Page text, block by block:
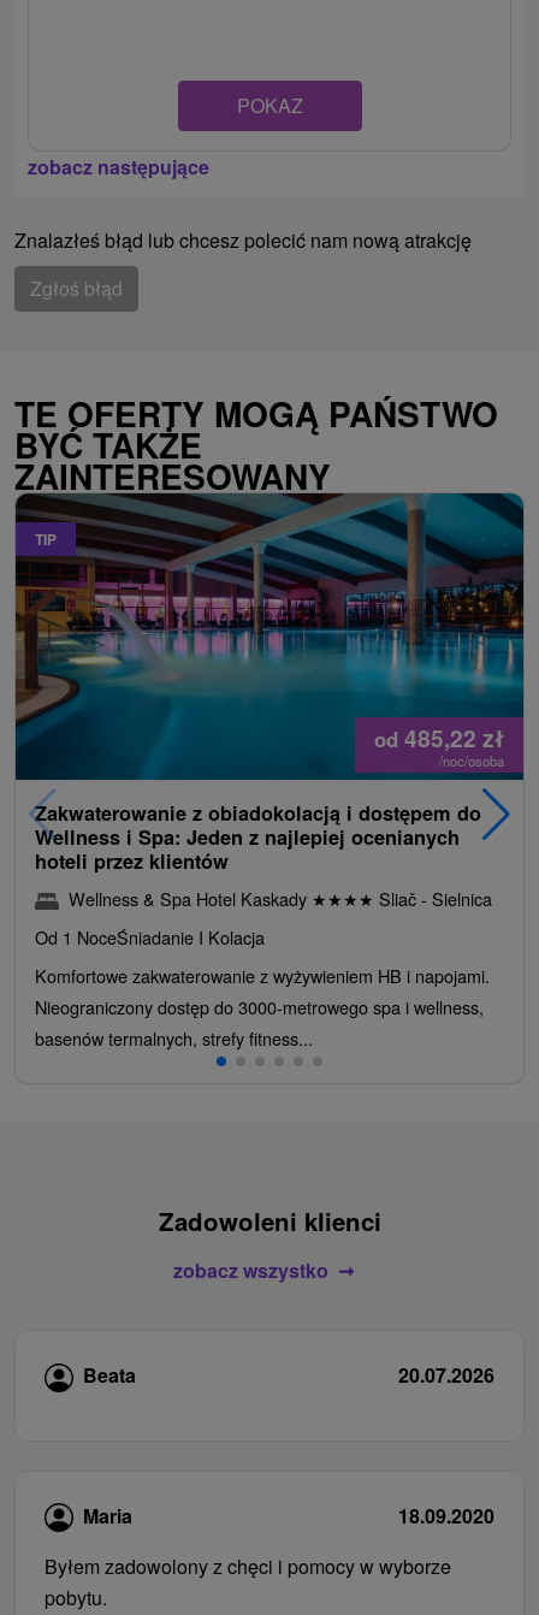
POKAZ
zobacz następujące
Znalazłeś błąd lub chcesz polecić nam nową atrakcję
Zgłoś błąd
TE OFERTY MOGĄ PAŃSTWO
BYĆ TAKŻE
ZAINTERESOWANY
TIP
od 485,22 zł
/noc/osoba
Zakwaterowanie z obiadokolacją i dostępem do
Wellness i Spa: Jeden z najlepiej ocenianych
hoteli przez klientów
Wellness & Spa Hotel Kaskady ★★★★ Sliač - Sielnica
Od 1 NoceŚniadanie I Kolacja
Komfortowe zakwaterowanie z wyżywieniem HB i napojami.
Nieograniczony dostęp do 3000-metrowego spa i wellness,
basenów termalnych, strefy fitness...
Zadowoleni klienci
zobacz wszystko
Beata 20.07.2026
Maria
18.09.2020
Byłem zadowolony z chęci i pomocy w wyborze
pobytu.